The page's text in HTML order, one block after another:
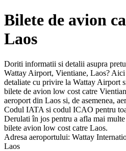
Bilete de avion
Laos
Doriti informatii si detalii asupra
Wattay Airport, Vientiane, Laos?
detaliate cu privire la Wattay Airport
bilete de avion low cost catre
aeroport din Laos si, de asemenea,
Codul IATA si codul ICAO pentru
Derulati în jos pentru a afla mai
bilete avion low cost catre Laos.
Adresa aeroportului: Wattay
Laos